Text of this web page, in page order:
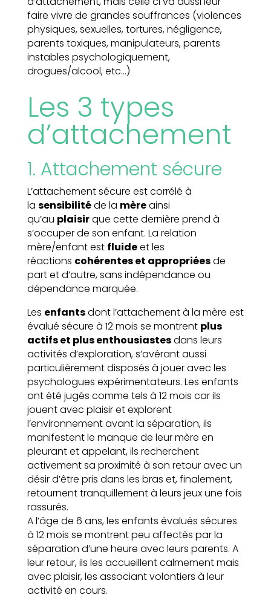
faire vivre de grandes souffrances (violences
physiques, sexuelles, tortures, négligence,
parents toxiques, manipulateurs, parents
instables psychologiquement,
drogues/alcool, etc…)
Les 3 types
d’attachement
1. Attachement sécure
L’attachement sécure est corrélé à
la sensibilitéde la mèreainsi
qu’au plaisirque cette dernière prend à
s’occuper de son enfant. La relation
mère/enfant est fluideet les
réactions cohérentes et appropriéesde
part et d’autre, sans indépendance ou
dépendance marquée.
Les enfantsdont l’attachement à la mère est
évalué sécure à 12 mois se montrent plus
actifs et plus enthousiastesdans leurs
activités d’exploration, s’avérant aussi
particulièrement disposés à jouer avec les
psychologues expérimentateurs. Les enfants
ont été jugés comme tels à 12 mois car ils
jouent avec plaisir et explorent
l’environnement avant la séparation, ils
manifestent le manque de leur mère en
pleurant et appelant, ils recherchent
activement sa proximité à son retour avec un
désir d’être pris dans les bras et, finalement,
retournent tranquillement à leurs jeux une fois
rassurés.
A l’âge de 6 ans, les enfants évalués sécures
à 12 mois se montrent peu affectés par la
séparation d’une heure avec leurs parents. A
leur retour, ils les accueillent calmement mais
avec plaisir, les associant volontiers à leur
activité en cours.